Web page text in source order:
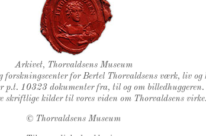
Thorvaldsens Segl
Arkivet, Thorvaldsens Museum
forskningscenter for Bertel Thorvaldsens værk, liv og
p.t. 10323 dokumenter fra, til og om billedhuggeren.
skriftlige kilder til vores viden om Thorvaldsens virke.
© Thorvaldsens Museum